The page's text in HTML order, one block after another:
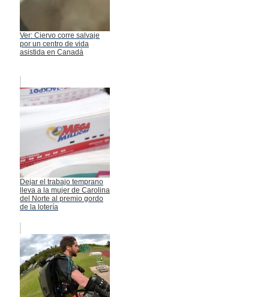
Ver: Ciervo corre salvaje
por un centro de vida
asistida en Canadá
Dejar el trabajo temprano
lleva a la mujer de Carolina
del Norte al premio gordo
de la lotería